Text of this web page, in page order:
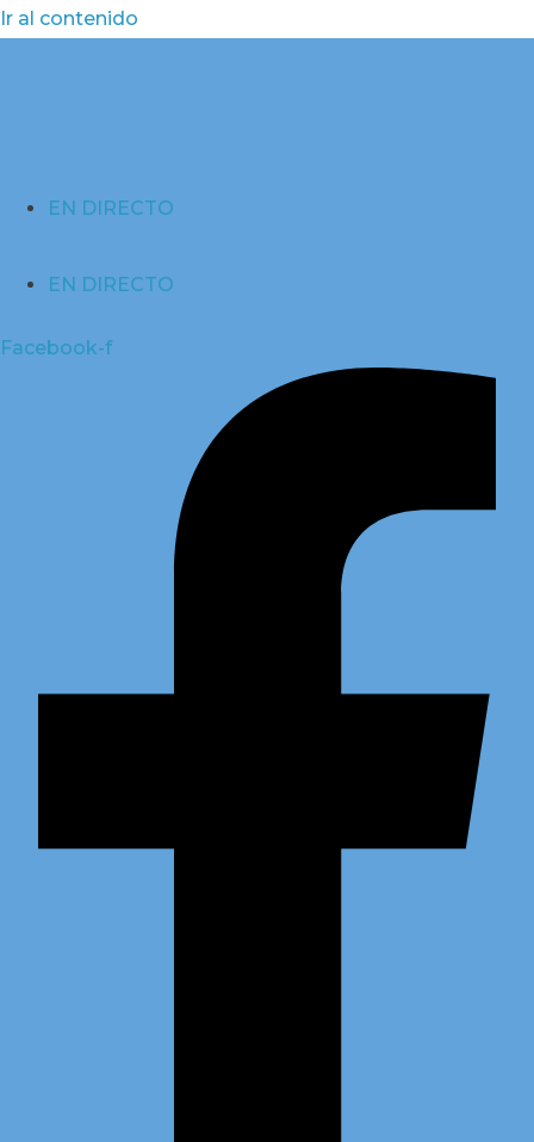
Ir al contenido
EN DIRECTO
EN DIRECTO
Facebook-f